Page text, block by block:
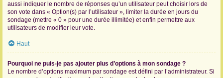
aussi indiquer le nombre de réponses qu’un utilisateur peut choisir lors de
son vote dans « Option(s) par l’utilisateur », limiter la durée en jours du
sondage (mettre « 0 » pour une durée illimitée) et enfin permettre aux
utilisateurs de modifier leur vote.
Haut
Pourquoi ne puis-je pas ajouter plus d’options à mon sondage ?
Le nombre d’options maximum par sondage est défini par l’administrateur. Si